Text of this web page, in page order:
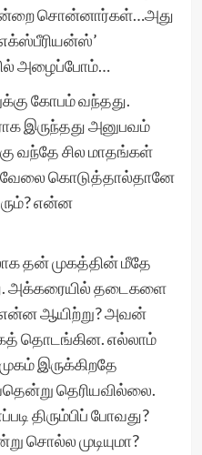
ஒன்றை சொன்னார்கள்…அது
அழைப்போம்…
கோபம் வந்தது.
இருந்தது அனுபவம்
வந்தே சில மாதங்கள்
கொடுத்தால்தானே
என்ன
தன் முகத்தின் மீதே
அக்கரையில் தடைகளை
என்ன ஆயிற்று? அவன்
தொடங்கின. எல்லாம்
இருக்கிறதே
தெரியவில்லை.
திரும்பிப் போவது?
சொல்ல முடியுமா?